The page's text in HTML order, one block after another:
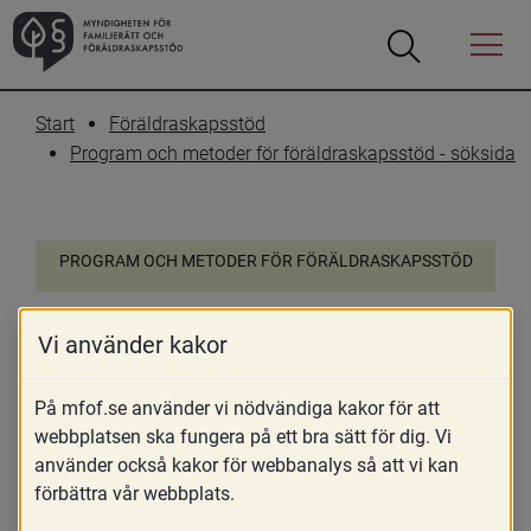
Öppna
Öppna
Menyn
Start
Föräldraskapsstöd
Program och metoder för föräldraskapsstöd - söksida
PROGRAM OCH METODER FÖR FÖRÄLDRASKAPSSTÖD
Triple P 0-5 år
26 oktober 2022
Skriv ut
Vi använder kakor
På mfof.se använder vi nödvändiga kakor för att
webbplatsen ska fungera på ett bra sätt för dig. Vi
använder också kakor för webbanalys så att vi kan
förbättra vår webbplats.